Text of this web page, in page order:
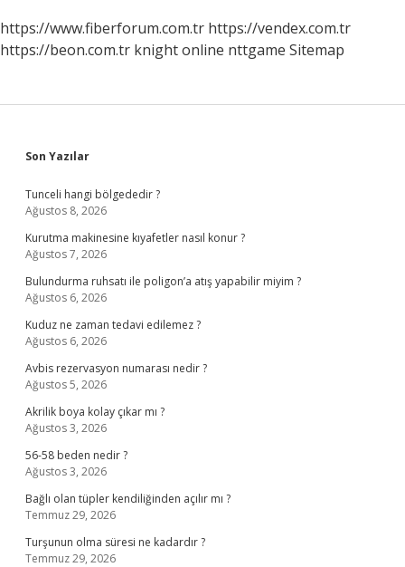
https://www.fiberforum.com.tr https://vendex.com.tr
https://beon.com.tr knight online nttgame Sitemap
Sidebar
Son Yazılar
Tunceli hangi bölgededir ?
Ağustos 8, 2026
Kurutma makinesine kıyafetler nasıl konur ?
Ağustos 7, 2026
Bulundurma ruhsatı ile poligon’a atış yapabilir miyim ?
Ağustos 6, 2026
Kuduz ne zaman tedavi edilemez ?
Ağustos 6, 2026
Avbis rezervasyon numarası nedir ?
Ağustos 5, 2026
Akrilik boya kolay çıkar mı ?
Ağustos 3, 2026
56-58 beden nedir ?
Ağustos 3, 2026
Bağlı olan tüpler kendiliğinden açılır mı ?
Temmuz 29, 2026
Turşunun olma süresi ne kadardır ?
Temmuz 29, 2026